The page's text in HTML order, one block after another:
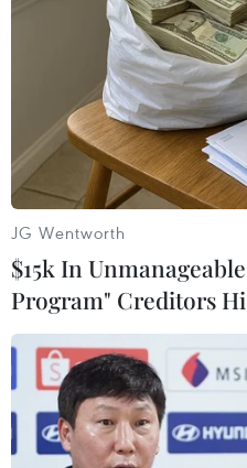
nghiệm nhằm quảng bá
Những bó hương bung xòe
JG Wentworth
$15k In
Program" Creditors